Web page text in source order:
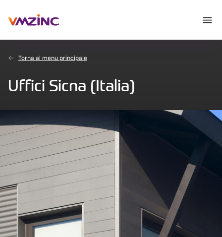
Torna al menu principale
Uffici Sicna (Italia)